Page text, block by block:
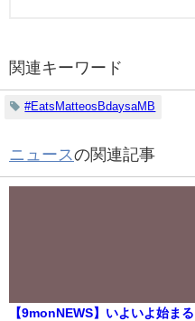
関連キーワード
#EatsMatteosBdaysaMB
ニュースの関連記事
【9monNEWS】いよいよ始まる